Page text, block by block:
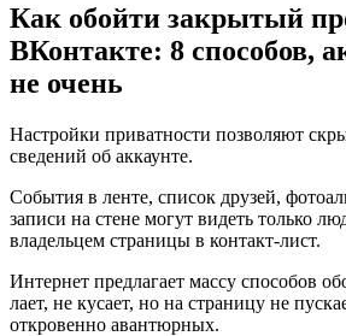
Как обойти закрытый
ВКонтакте: 8 способов,
не очень
Настройки приватности позволяют
сведений об аккаунте.
События в ленте, список друзей,
записи на стене могут видеть только
владельцем страницы в контакт-лист.
Интернет предлагает массу способов
лает, не кусает, но на страницу не
откровенно авантюрных.